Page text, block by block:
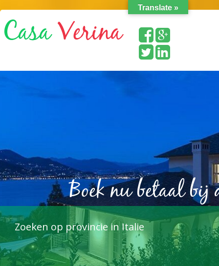
Zoeken op provincie in Italie
Boek nu betaal bij
Translate »